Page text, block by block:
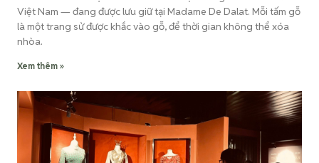
Việt Nam — đang được lưu giữ tại Madame De Dalat. Mỗi tấm gỗ
là một trang sử được khắc vào gỗ, để thời gian không thể xóa
nhòa.
Xem thêm »